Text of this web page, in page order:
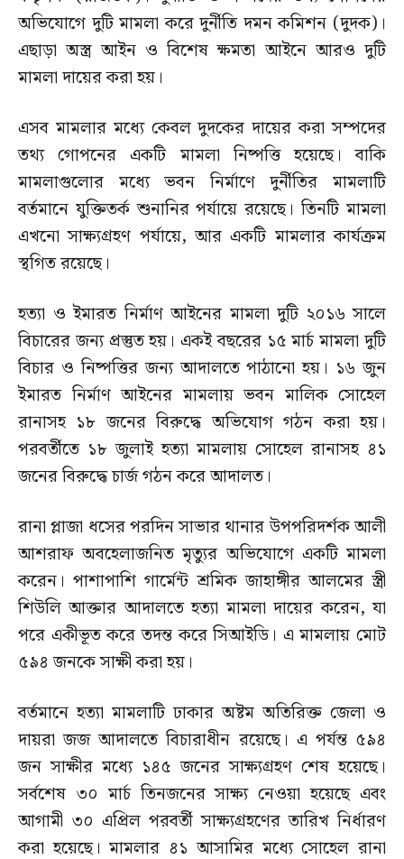
অভিযোগে দুটি মামলা করে দুর্নীতি দমন কমিশন (দুদক)।
এছাড়া অস্ত্র আইন ও বিশেষ ক্ষমতা আইনে আরও দুটি
মামলা দায়ের করা হয়।
এসব মামলার মধ্যে কেবল দুদকের দায়ের করা সম্পদের
তথ্য গোপনের একটি মামলা নিষ্পত্তি হয়েছে। বাকি
মামলাগুলোর মধ্যে ভবন নির্মাণে দুর্নীতির মামলাটি
বর্তমানে যুক্তিতর্ক শুনানির পর্যায়ে রয়েছে। তিনটি মামলা
এখনো সাক্ষ্যগ্রহণ পর্যায়ে, আর একটি মামলার কার্যক্রম
স্থগিত রয়েছে।
হত্যা ও ইমারত নির্মাণ আইনের মামলা দুটি ২০১৬ সালে
বিচারের জন্য প্রস্তুত হয়। একই বছরের ১৫ মার্চ মামলা দুটি
বিচার ও নিষ্পত্তির জন্য আদালতে পাঠানো হয়। ১৬ জুন
ইমারত নির্মাণ আইনের মামলায় ভবন মালিক সোহেল
রানাসহ ১৮ জনের বিরুদ্ধে অভিযোগ গঠন করা হয়।
পরবর্তীতে ১৮ জুলাই হত্যা মামলায় সোহেল রানাসহ ৪১
জনের বিরুদ্ধে চার্জ গঠন করে আদালত।
রানা প্লাজা ধসের পরদিন সাভার থানার উপপরিদর্শক আলী
আশরাফ অবহেলাজনিত মৃত্যুর অভিযোগে একটি মামলা
করেন। পাশাপাশি গার্মেন্ট শ্রমিক জাহাঙ্গীর আলমের স্ত্রী
শিউলি আক্তার আদালতে হত্যা মামলা দায়ের করেন, যা
পরে একীভূত করে তদন্ত করে সিআইডি। এ মামলায় মোট
৫৯৪ জনকে সাক্ষী করা হয়।
বর্তমানে হত্যা মামলাটি ঢাকার অষ্টম অতিরিক্ত জেলা ও
দায়রা জজ আদালতে বিচারাধীন রয়েছে। এ পর্যন্ত ৫৯৪
জন সাক্ষীর মধ্যে ১৪৫ জনের সাক্ষ্যগ্রহণ শেষ হয়েছে।
সর্বশেষ ৩০ মার্চ তিনজনের সাক্ষ্য নেওয়া হয়েছে এবং
আগামী ৩০ এপ্রিল পরবর্তী সাক্ষ্যগ্রহণের তারিখ নির্ধারণ
করা হয়েছে। মামলার ৪১ আসামির মধ্যে সোহেল রানা